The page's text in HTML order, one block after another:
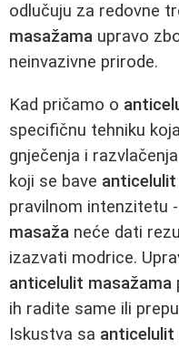
odlučuju za redovne
masažama upravo
neinvazivne prirode.
Kad pričamo o
specifičnu tehniku
gnječenja i
koji se bave
pravilnom intenzitetu
masaža neće dati
izazvati modrice.
anticelulit masažama
ih radite same ili
Iskustva sa anticelulit